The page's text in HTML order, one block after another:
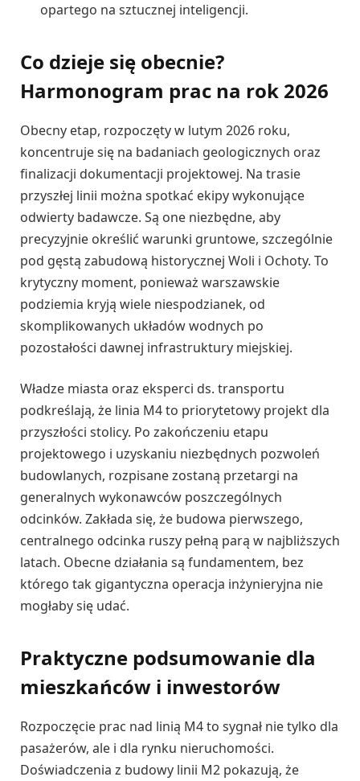
opartego na sztucznej inteligencji.
Co dzieje się obecnie?
Harmonogram prac na rok 2026
Obecny etap, rozpoczęty w lutym 2026 roku,
koncentruje się na badaniach geologicznych oraz
finalizacji dokumentacji projektowej. Na trasie
przyszłej linii można spotkać ekipy wykonujące
odwierty badawcze. Są one niezbędne, aby
precyzyjnie określić warunki gruntowe, szczególnie
pod gęstą zabudową historycznej Woli i Ochoty. To
krytyczny moment, ponieważ warszawskie
podziemia kryją wiele niespodzianek, od
skomplikowanych układów wodnych po
pozostałości dawnej infrastruktury miejskiej.
Władze miasta oraz eksperci ds. transportu
podkreślają, że linia M4 to priorytetowy projekt dla
przyszłości stolicy. Po zakończeniu etapu
projektowego i uzyskaniu niezbędnych pozwoleń
budowlanych, rozpisane zostaną przetargi na
generalnych wykonawców poszczególnych
odcinków. Zakłada się, że budowa pierwszego,
centralnego odcinka ruszy pełną parą w najbliższych
latach. Obecne działania są fundamentem, bez
którego tak gigantyczna operacja inżynieryjna nie
mogłaby się udać.
Praktyczne podsumowanie dla
mieszkańców i inwestorów
Rozpoczęcie prac nad linią M4 to sygnał nie tylko dla
pasażerów, ale i dla rynku nieruchomości.
Doświadczenia z budowy linii M2 pokazują, że